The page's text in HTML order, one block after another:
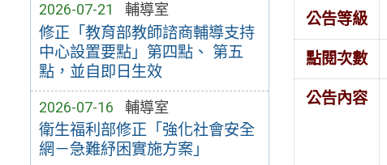
2026-07-21 輔導室
修正「教育部教師諮商輔導支持
中心設置要點」第四點、 第五
點，並自即日生效
2026-07-16 輔導室
衛生福利部修正「強化社會安全
網－急難紓困實施方案」
公告等級
點閱次數
公告內容